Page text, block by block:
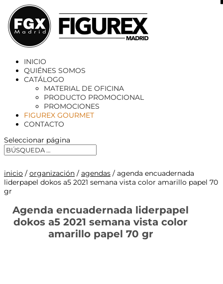
INICIO
QUIÉNES SOMOS
CATÁLOGO
MATERIAL DE OFICINA
PRODUCTO PROMOCIONAL
PROMOCIONES
FIGUREX GOURMET
CONTACTO
Seleccionar página
inicio / organización / agendas / agenda encuadernada
liderpapel dokos a5 2021 semana vista color amarillo papel 70
gr
Agenda encuadernada liderpapel
dokos a5 2021 semana vista color
amarillo papel 70 gr